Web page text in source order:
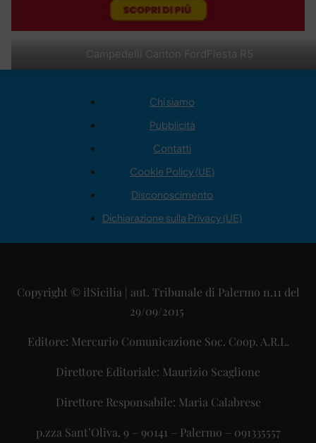
Campedelli Canton FordFiesta R5
Chi siamo
Pubblicità
Contatti
Cookie Policy (UE)
Disconoscimento
Dichiarazione sulla Privacy (UE)
Copyright © ilSicilia | aut. Tribunale di Palermo n.11 del
29/09/2015
Editore: Mercurio Comunicazione Soc. Coop. A.R.L.
Direttore Editoriale: Maurizio Scaglione
Direttore Responsabile: Maria Calabrese
p.zza Sant’Oliva, 9 – 90141 – Palermo – 091335557